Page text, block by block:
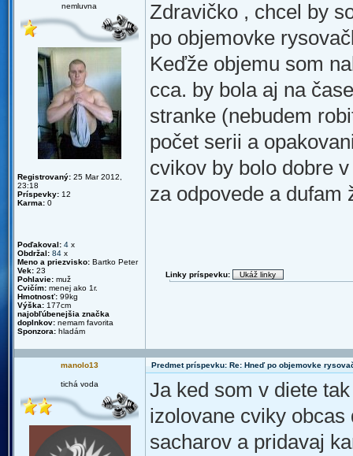
nemluvna
Registrovaný: 25 Mar 2012,
23:18
Príspevky: 12
Karma: 0
Poďakoval: 4 x
Obdržal: 84 x
Meno a priezvisko: Bartko Peter
Vek: 23
Pohlavie: muž
Cvičím: menej ako 1r.
Hmotnosť: 99kg
Výška: 177cm
najobľúbenejšia značka
doplnkov: nemam favorita
Sponzora: hladám
Zdravičko , chcel by
po objemovke
Keďže objemu som
cca. by bola aj na
stranke (nebudem
počet serii a
cvikov by bolo dobre
za odpovede a dufam
Linky príspevku:
manolo13 Predmet príspevku: Re: Hneď po objemovke
tichá voda
Ja ked som v diete
izolovane cviky
sacharov a pridavaj